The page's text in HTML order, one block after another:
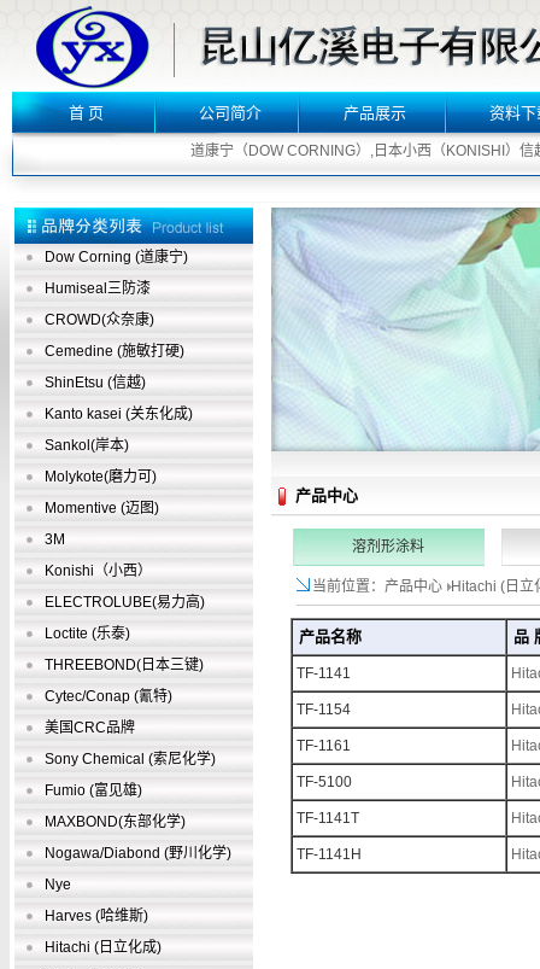
首 页 公司简介 产品展示 资料下
道康宁（DOW CORNING）,日本小西（KONISHI）
Dow Corning (道康宁)
Humiseal三防漆
CROWD(众奈康)
Cemedine (施敏打硬)
ShinEtsu (信越)
Kanto kasei (关东化成)
Sankol(岸本)
Molykote(磨力可)
Momentive (迈图)
3M
Konishi（小西）
ELECTROLUBE(易力高)
Loctite (乐泰)
THREEBOND(日本三键)
Cytec/Conap (氰特)
美国CRC品牌
Sony Chemical (索尼化学)
Fumio (富见雄)
MAXBOND(东部化学)
Nogawa/Diabond (野川化学)
Nye
Harves (哈维斯)
Hitachi (日立化成)
产品中心
溶剂形涂料
当前位置：产品中心 Hitachi (日立
产品名称 品
TF-1141
TF-1154
TF-1161
TF-5100
TF-1141T
TF-1141H